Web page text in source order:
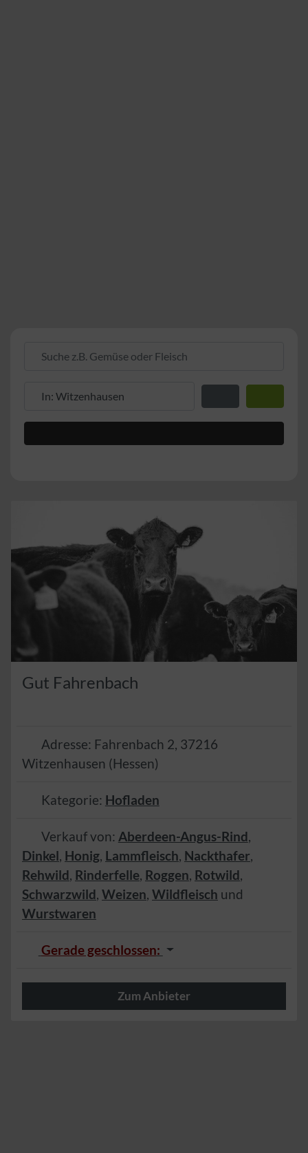
Gut Fahrenbach
Adresse: Fahrenbach 2, 37216
Witzenhausen (Hessen)
Kategorie: Hofladen
Verkauf von: Aberdeen-Angus-Rind,
Dinkel, Honig, Lammfleisch, Nackthafer,
Rehwild, Rinderfelle, Roggen, Rotwild,
Schwarzwild, Weizen, Wildfleisch und
Wurstwaren
Gerade geschlossen:
Zum Anbieter